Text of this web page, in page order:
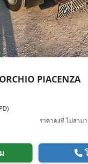
PIACENZA
ราคาคงที่ ไม่สาม